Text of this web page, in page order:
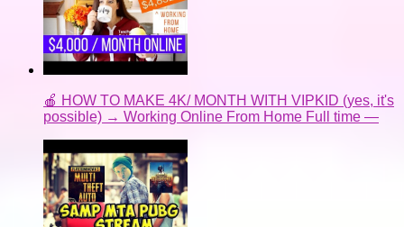
🍎 HOW TO MAKE 4K/ MONTH WITH VIPKID (yes, it's
possible) → Working Online From Home Full time —